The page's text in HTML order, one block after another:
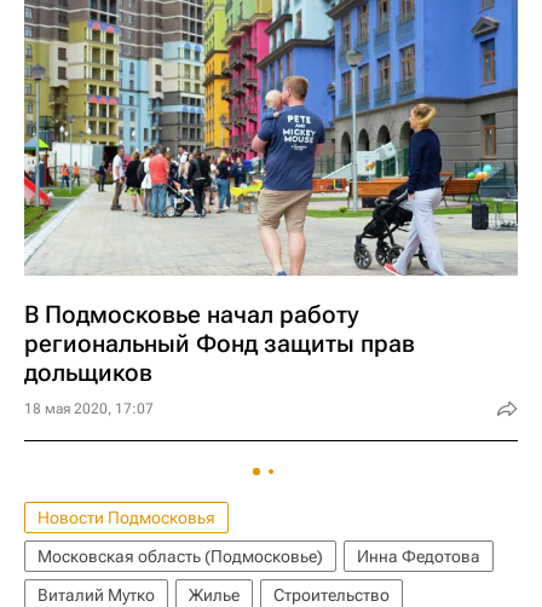
В Подмосковье начал работу
региональный Фонд защиты прав
дольщиков
18 мая 2020, 17:07
Новости Подмосковья
Московская область (Подмосковье)
Инна Федотова
Виталий Мутко
Жилье
Строительство